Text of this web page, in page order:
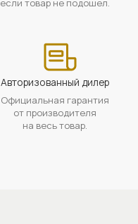
если товар не подошел.
Авторизованный дилер
Официальная гарантия
от производителя
на весь товар.